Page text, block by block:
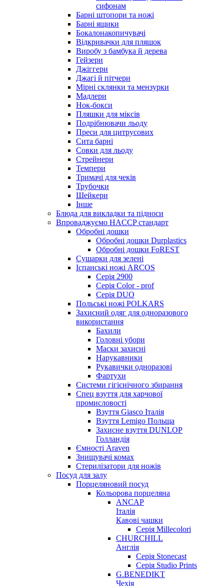
сифонам
Барні штопори та ножі
Барні ящики
Бокалонакопичувачі
Відкривачки для пляшок
Виробу з бамбука й дерева
Гейзери
Джіггери
Джагі й пітчери
Мірні склянки та мензурки
Мадлери
Нок-бокси
Пляшки для міксів
Подрібнювачи льоду
Преси для цитрусових
Сита барні
Совки для льоду
Стрейнери
Темпери
Тримачі для чеків
Трубочки
Шейкери
Інше
Блюда для викладки та підноси
Впроваджуємо HACCP стандарт
Обробні дошки
Обробні дошки Durplastics
Обробні дошки FoREST
Сушарки для зелені
Іспанські ножі ARCOS
Серія 2900
Серія Color - prof
Серія DUO
Польські ножі POLKARS
Захисний одяг для одноразового
використання
Бахили
Головні убори
Маски захисні
Нарукавники
Рукавички одноразові
Фартухи
Системи гігієнічного збирання
Спец взуття для харчової
промисловості
Взуття Giasco Італія
Взуття Lemigo Польща
Захисне взуття DUNLOP
Голландія
Ємності Araven
Знищувачі комах
Стерилізатори для ножів
Посуд для залу
Порцеляновий посуд
Кольорова порцеляна
ANCAP
Італія
Кавові чашки
Серія Millecolori
CHURCHILL
Англія
Серія Stonecast
Серія Studio Prints
G.BENEDIKT
Чехія